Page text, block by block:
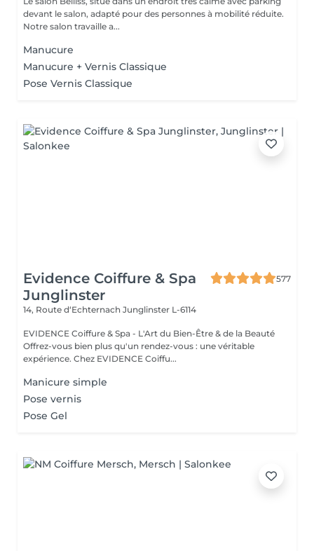
devant le salon, adapté pour des personnes à mobilité réduite.
Notre salon travaille a...
Manucure
Manucure + Vernis Classique
Pose Vernis Classique
Evidence Coiffure & Spa
Junglinster
577
14, Route d‘Echternach Junglinster L-6114
EVIDENCE Coiffure & Spa - L'Art du Bien-Être & de la Beauté
Offrez-vous bien plus qu'un rendez-vous : une véritable
expérience. Chez EVIDENCE Coiffu...
Manicure simple
Pose vernis
Pose Gel